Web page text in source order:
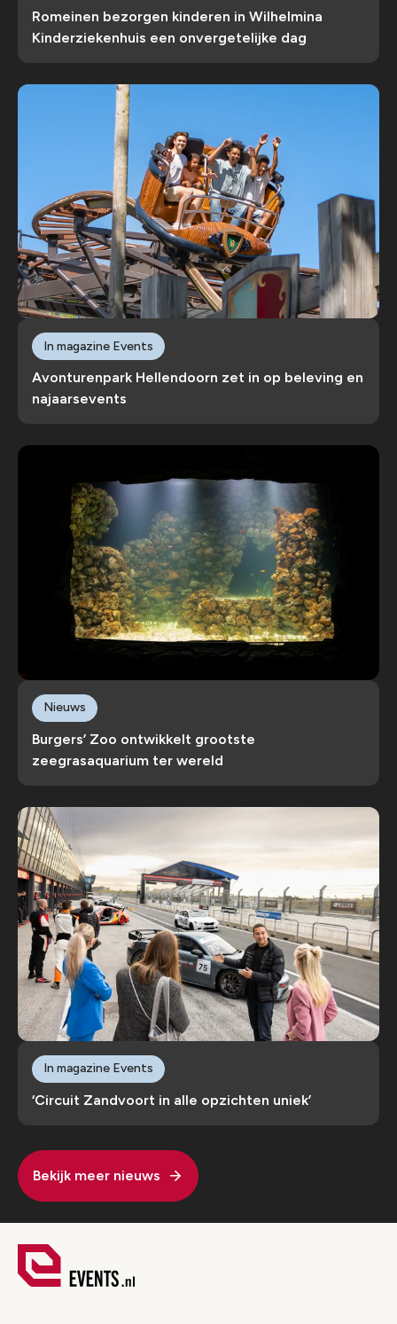
Romeinen bezorgen kinderen in Wilhelmina
Kinderziekenhuis een onvergetelijke dag
Avonturenpark Hellendoorn zet in op beleving en
najaarsevents
In magazine Events
Burgers’ Zoo ontwikkelt grootste
zeegrasaquarium ter wereld
Nieuws
‘Circuit Zandvoort in alle opzichten uniek’
In magazine Events
Bekijk meer nieuws